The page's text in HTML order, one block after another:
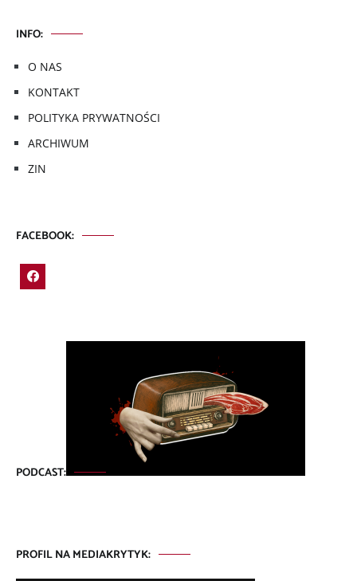
INFO:
O NAS
KONTAKT
POLITYKA PRYWATNOŚCI
ARCHIWUM
ZIN
FACEBOOK:
PODCAST:
PROFIL NA MEDIAKRYTYK: